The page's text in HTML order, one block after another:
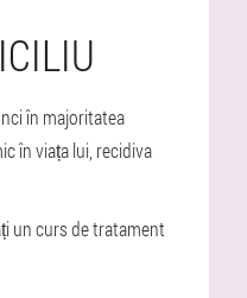
în majoritatea
în viața lui, recidiva
un curs de tratament